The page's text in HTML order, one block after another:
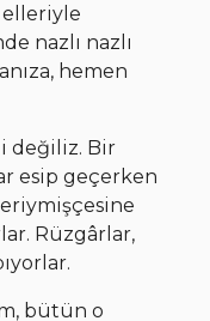
nazlı nazlı
hemen
değiliz. Bir
esip geçerken
Rüzgârlar,
bütün o